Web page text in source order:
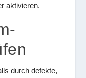
aktivieren.
durch defekte,